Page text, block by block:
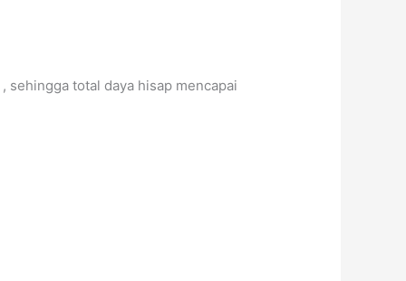
, sehingga total daya hisap mencapai